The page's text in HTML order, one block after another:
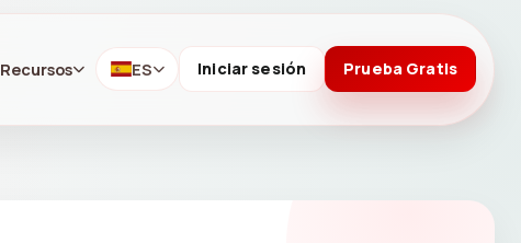
Recursos ES Iniciar sesión Prueba Gratis